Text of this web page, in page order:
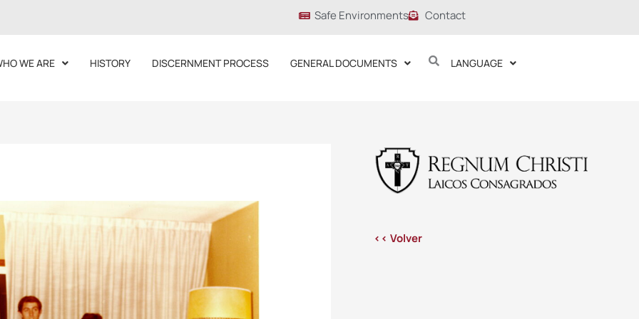
Safe Environments Contact
WE ARE HISTORY DISCERNMENT PROCESS GENERAL DOCUMENTS LANGUAGE
<< Volver